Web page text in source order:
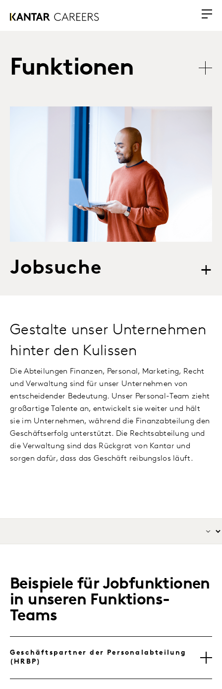
Funktionen
Jobsuche +
Gestalte unser Unternehmen
hinter den Kulissen
Die Abteilungen Finanzen, Personal, Marketing, Recht
und Verwaltung sind für unser Unternehmen von
entscheidender Bedeutung. Unser Personal-Team zieht
großartige Talente an, entwickelt sie weiter und hält
sie im Unternehmen, während die Finanzabteilung den
Geschäftserfolg unterstützt. Die Rechtsabteilung und
die Verwaltung sind das Rückgrat von Kantar und
sorgen dafür, dass das Geschäft reibungslos läuft.
Beispiele für Jobfunktionen
in unseren Funktions-
Teams
Geschäftspartner der Personalabteilung
(HRBP)